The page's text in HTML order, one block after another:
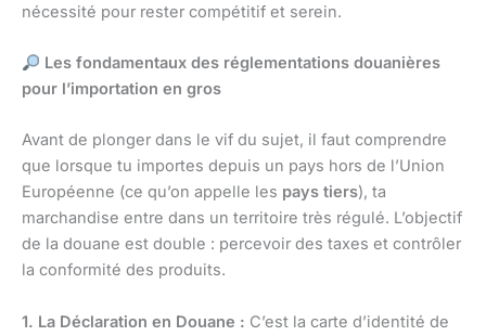
nécessité pour rester compétitif et serein.
Les fondamentaux des réglementations douanières
pour l’importation en gros
Avant de plonger dans le vif du sujet, il faut comprendre
que lorsque tu importes depuis un pays hors de l’Union
Européenne (ce qu’on appelle les pays tiers), ta
marchandise entre dans un territoire très régulé. L’objectif
de la douane est double : percevoir des taxes et contrôler
la conformité des produits.
1. La Déclaration en Douane : C’est la carte d’identité de